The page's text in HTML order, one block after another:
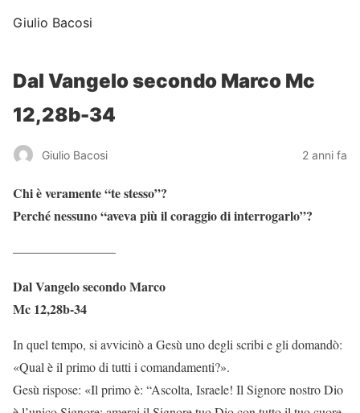
Giulio Bacosi
Dal Vangelo secondo Marco Mc
12,28b-34
Giulio Bacosi 2 anni fa
Chi è veramente “te stesso”?
Perché nessuno “aveva più il coraggio di interrogarlo”?
————————
Dal Vangelo secondo Marco
Mc 12,28b-34
In quel tempo, si avvicinò a Gesù uno degli scribi e gli domandò:
«Qual è il primo di tutti i comandamenti?».
Gesù rispose: «Il primo è: “Ascolta, Israele! Il Signore nostro Dio